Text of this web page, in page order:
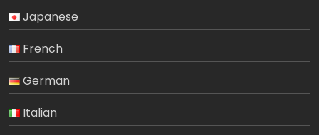
Japanese
French
German
Italian